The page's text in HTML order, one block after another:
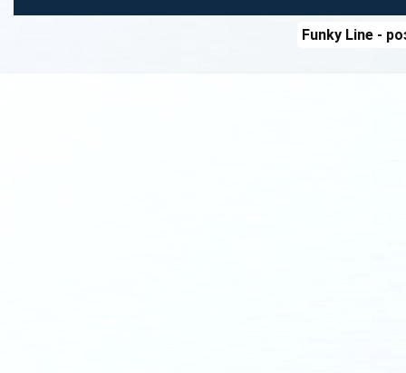
Funky Line-